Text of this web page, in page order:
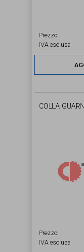
Prezzo
IVA esclusa
COLLA
Prezzo
IVA esclusa